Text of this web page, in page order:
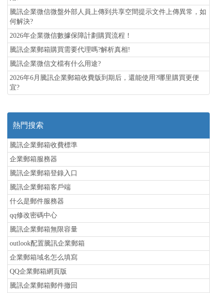
騰訊企業微信微盤外部人員上傳到共享空間提示文件上傳異常，如
何解決?
2026年企業微信數據保障計劃購買流程！
騰訊企業郵箱購買需要代理嗎?解析真相!
騰訊企業微信文檔有什么用途?
2026年6月騰訊企業郵箱收費版到期后，還能使用?哪里購買更便
宜?
熱門搜索
騰訊企業郵箱收費標準
企業郵箱服務器
騰訊企業郵箱登錄入口
騰訊企業郵箱客戶端
什么是郵件服務器
qq修改密碼中心
騰訊企業郵箱無限容量
outlook配置騰訊企業郵箱
企業郵箱域名怎么填寫
QQ企業郵箱網頁版
騰訊企業郵箱郵件撤回